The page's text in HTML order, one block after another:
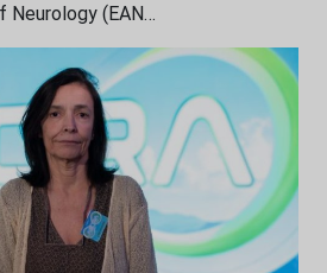
Neurology (EAN…